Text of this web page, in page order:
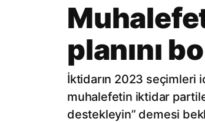
planını
İktidarın 2023 seçimleri
muhalefetin iktidar
destekleyin” demesi